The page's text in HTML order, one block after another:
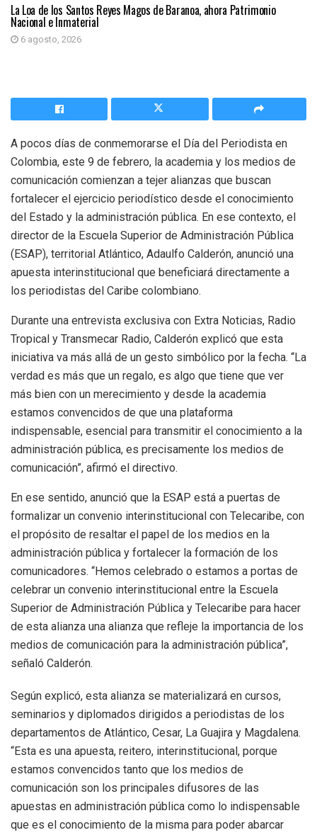
La Loa de los Santos Reyes Magos de Baranoa, ahora Patrimonio
Nacional e Inmaterial
6 agosto, 2026
A pocos días de conmemorarse el Día del Periodista en
Colombia, este 9 de febrero, la academia y los medios de
comunicación comienzan a tejer alianzas que buscan
fortalecer el ejercicio periodístico desde el conocimiento
del Estado y la administración pública. En ese contexto, el
director de la Escuela Superior de Administración Pública
(ESAP), territorial Atlántico, Adaulfo Calderón, anunció una
apuesta interinstitucional que beneficiará directamente a
los periodistas del Caribe colombiano.
Durante una entrevista exclusiva con Extra Noticias, Radio
Tropical y Transmecar Radio, Calderón explicó que esta
iniciativa va más allá de un gesto simbólico por la fecha. “La
verdad es más que un regalo, es algo que tiene que ver
más bien con un merecimiento y desde la academia
estamos convencidos de que una plataforma
indispensable, esencial para transmitir el conocimiento a la
administración pública, es precisamente los medios de
comunicación”, afirmó el directivo.
En ese sentido, anunció que la ESAP está a puertas de
formalizar un convenio interinstitucional con Telecaribe, con
el propósito de resaltar el papel de los medios en la
administración pública y fortalecer la formación de los
comunicadores. “Hemos celebrado o estamos a portas de
celebrar un convenio interinstitucional entre la Escuela
Superior de Administración Pública y Telecaribe para hacer
de esta alianza una alianza que refleje la importancia de los
medios de comunicación para la administración pública”,
señaló Calderón.
Según explicó, esta alianza se materializará en cursos,
seminarios y diplomados dirigidos a periodistas de los
departamentos de Atlántico, Cesar, La Guajira y Magdalena.
“Esta es una apuesta, reitero, interinstitucional, porque
estamos convencidos tanto que los medios de
comunicación son los principales difusores de las
apuestas en administración pública como lo indispensable
que es el conocimiento de la misma para poder abarcar